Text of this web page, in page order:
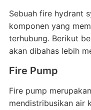
Sebuah fire hydrant
komponen yang
terhubung. Berikut
akan dibahas lebih
Fire Pump
Fire pump
mendistribusikan air